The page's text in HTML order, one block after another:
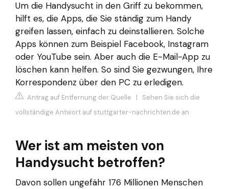
Um die Handysucht in den Griff zu bekommen,
hilft es, die Apps, die Sie ständig zum Handy
greifen lassen, einfach zu deinstallieren. Solche
Apps können zum Beispiel Facebook, Instagram
oder YouTube sein. Aber auch die E-Mail-App zu
löschen kann helfen. So sind Sie gezwungen, Ihre
Korrespondenz über den PC zu erledigen.
Antrag auf Entfernung der Quelle | Sehen Sie sich die
vollständige Antwort auf stuttgarter-nachrichten.de an
Wer ist am meisten von
Handysucht betroffen?
Davon sollen ungefähr 176 Millionen Menschen